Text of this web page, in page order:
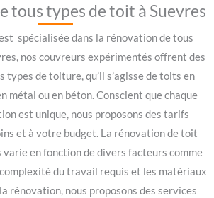
tous types de toit à Suevres
spécialisée dans la rénovation de tous
nos couvreurs expérimentés offrent des
types de toiture, qu’il s’agisse de toits en
métal ou en béton. Conscient que chaque
est unique, nous proposons des tarifs
et à votre budget. La rénovation de toit
varie en fonction de divers facteurs comme
du travail requis et les matériaux
rénovation, nous proposons des services